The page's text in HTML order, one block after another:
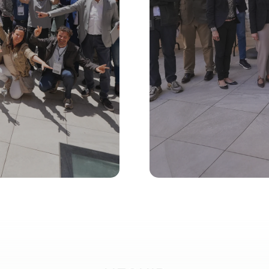
a Catalunya i agrupa
cadena de valor.
La junta